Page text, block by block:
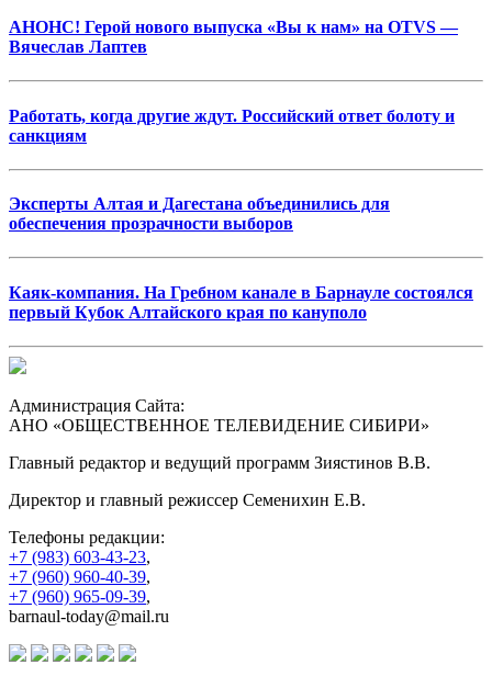
АНОНС! Герой нового выпуска «Вы к нам» на OTVS —
Вячеслав Лаптев
Работать, когда другие ждут. Российский ответ болоту и
санкциям
Эксперты Алтая и Дагестана объединились для
обеспечения прозрачности выборов
Каяк-компания. На Гребном канале в Барнауле состоялся
первый Кубок Алтайского края по кануполо
Администрация Сайта:
АНО «ОБЩЕСТВЕННОЕ ТЕЛЕВИДЕНИЕ СИБИРИ»
Главный редактор и ведущий программ Зиястинов В.В.
Директор и главный режиссер Семенихин Е.В.
Телефоны редакции:
+7 (983) 603-43-23,
+7 (960) 960-40-39,
+7 (960) 965-09-39,
barnaul-today@mail.ru